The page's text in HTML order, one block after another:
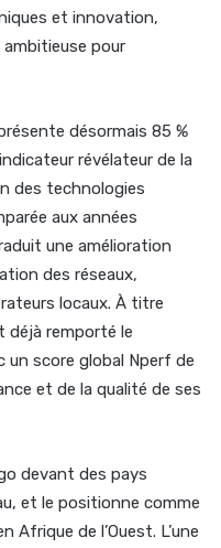
et innovation,
pour
désormais 85 %
révélateur de la
des technologies
aux années
une amélioration
des réseaux,
locaux. À titre
déjà remporté le
un score global Nperf de
et de la qualité de ses
devant des pays
et le positionne comme
Afrique de l’Ouest. L’une